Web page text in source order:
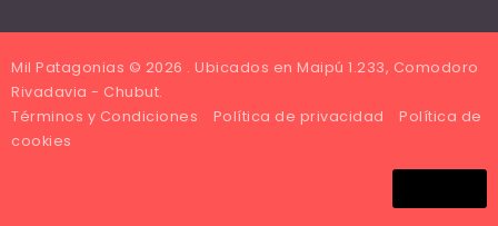
Mil Patagonias © 2026 . Ubicados en Maipú 1.233, Comodoro
Rivadavia - Chubut.
Términos y Condiciones
Política de privacidad
Política de
cookies